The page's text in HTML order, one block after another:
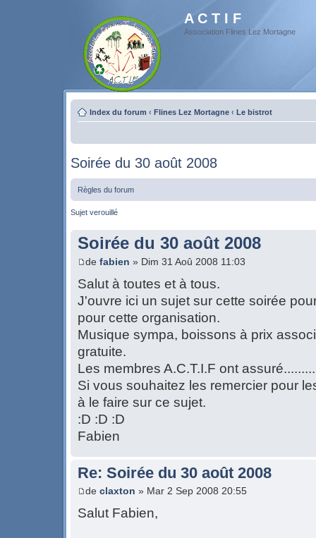
A C T I F
Association Flines Lez Mortagne
Index du forum ‹ Flines Lez Mortagne ‹ Le bistrot
Soirée du 30 août 2008
Règles du forum
Sujet verouillé
Soirée du 30 août 2008
de fabien » Dim 31 Aoû 2008 11:03
Salut à toutes et à tous.
J'ouvre ici un sujet sur cette soirée
pour cette organisation.
Musique sympa, boissons à prix
gratuite.
Les membres A.C.T.I.F ont
Si vous souhaitez les remercier pour
à le faire sur ce sujet.
:D :D :D
Fabien
Re: Soirée du 30 août 2008
de claxton » Mar 2 Sep 2008 20:55
Salut Fabien,